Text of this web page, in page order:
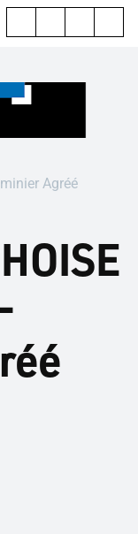
Agréé